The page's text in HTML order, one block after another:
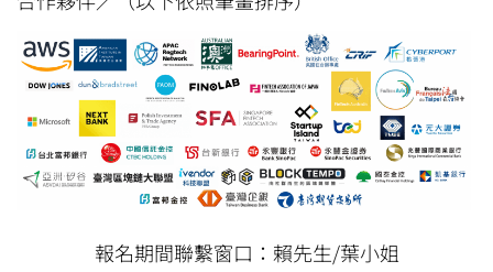
報名期間聯繫窗口：賴先生/葉小姐